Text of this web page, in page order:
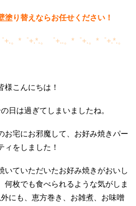
塗り替えならお任せください！
。*゜+.*.。゜+..。*゜+.。*゜+.*.。
様こんにちは！
日は過ぎてしまいましたね。
お宅にお邪魔して、お好み焼きパー
ィをしました！
いていただいたお好み焼きがおいし
何枚でも食べられるような気がしま
にも、恵方巻き、お雑煮、お味噌